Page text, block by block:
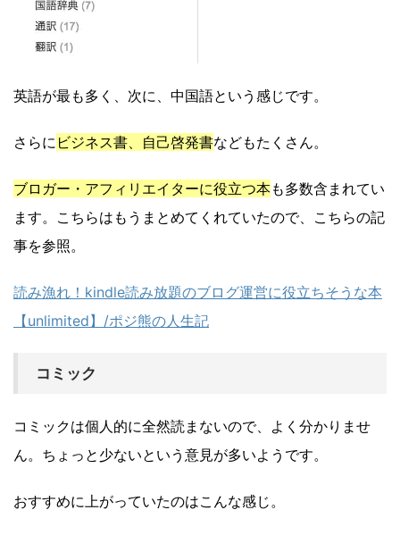
英語が最も多く、次に、中国語という感じです。
さらに ビジネス書、自己啓発書などもたくさん。
ブロガー・アフィリエイターに役立つ本も多数含まれてい
ます。こちらはもうまとめてくれていたので、こちらの記
事を参照。
読み漁れ！kindle読み放題のブログ運営に役立ちそうな本
【unlimited】/ポジ熊の人生記
コミック
コミックは個人的に全然読まないので、よく分かりませ
ん。ちょっと少ないという意見が多いようです。
おすすめに上がっていたのはこんな感じ。